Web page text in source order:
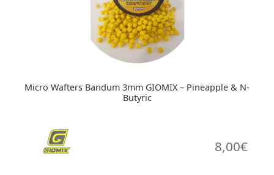
Micro Wafters Bandum 3mm GIOMIX – Pineapple & N-
Butyric
8,00€